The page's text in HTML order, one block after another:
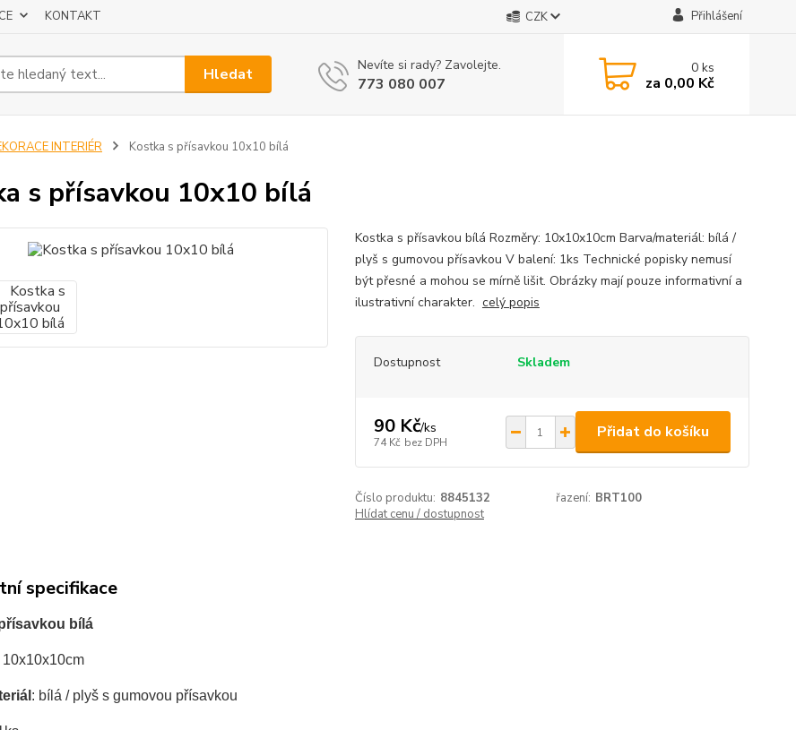
KONTAKT CZK Přihlášení
Hledat Nevíte si rady? Zavolejte.
773 080 007
0ks
za 0,00 Kč
INTERIÉR Kostka s přísavkou 10x10 bílá
s přísavkou 10x10 bílá
Kostka s přísavkou bílá Rozměry: 10x10x10cm Barva/materiál: bílá /
plyš s gumovou přísavkou V balení: 1ks Technické popisky nemusí
být přesné a mohou se mírně lišit. Obrázky mají pouze informativní a
ilustrativní charakter. celý popis
Dostupnost Skladem
90 Kč/ks
74 Kč bez DPH
Přidat do košíku
Číslo produktu: 8845132 řazení: BRT100
Hlídat cenu / dostupnost
specifikace
bílá
10x10x10cm
: bílá / plyš s gumovou přísavkou